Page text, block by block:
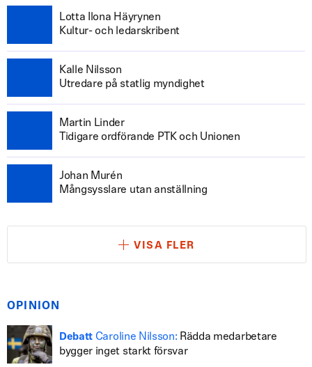
Lotta Ilona Häyrynen
Kultur- och ledarskribent
Kalle Nilsson
Utredare på statlig myndighet
Martin Linder
Tidigare ordförande PTK och Unionen
Johan Murén
Mångsysslare utan anställning
VISA FLER
OPINION
Debatt Caroline Nilsson: Rädda medarbetare
bygger inget starkt försvar